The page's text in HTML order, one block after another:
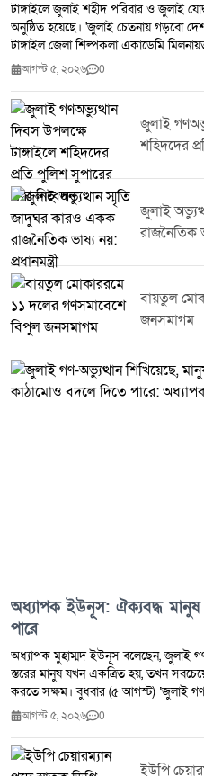
টাঙ্গাইলে জুলাই শহীদ পরিবার ও জুলাই
অনুষ্ঠিত হয়েছে। 'জুলাই চেতনায় গড়বো
টাঙ্গাইল জেলা শিল্পকলা একাডেমি
অতিথি হিসেবে উপস্থিত ছিলেন বিএনপির
জুলাই গণঅভ্যুত্থানের শহীদদের প্রতি গভীর
জাতির ইতিহাসে চিরস্মরণীয় হয়ে থাকবে।
বৈষম্যহীন, গণতান্ত্রিক ও সমৃদ্ধ
করার আহ্বান জানান।অনুষ্ঠানে জুলাই
সম্মাননা প্রদান করা হয়। এ সময় বিভিন্ন
নেতৃবৃন্দ, মুক্তিযোদ্ধা, সামাজিক ও
আলোচনা সভায় বক্তারা বলেন, জুলাই
ছড়িয়ে দিতে এবং শহীদদের আত্মত্যাগের
কাজ করতে হবে।
আগস্ট ৫, ২০২৬ 0
জুলাই
শহিদদের
জুলাই
রাজনৈতিক
বায়তুল
জনসমাগম
অধ্যাপক ইউনূস: ঐক্যবদ্ধ মানুষ
পারে
অধ্যাপক মুহাম্মদ ইউনূস বলেছেন, জুলাই
স্তরের মানুষ যখন একত্রিত হয়, তখন
করতে সক্ষম। বুধবার (৫ আগস্ট) ‘জুলাই গণ-অভ্যুত্থান দিবস ২০২৬’ উপলক্ষে দেওয়া
এক বিবৃতিতে তিনি এই মন্তব্য করেন।
তিন দিন পর ৮ আগস্ট অধ্যাপক ইউনূসের
বিবৃতিতে তিনি বলেন, জুলাই গণমানুষের
আগস্ট ৫, ২০২৬ 0
ইউপি